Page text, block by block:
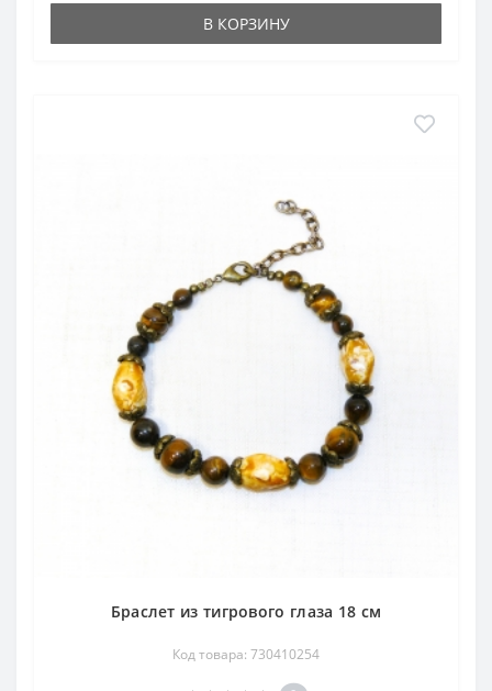
В КОРЗИНУ
Браслет из тигрового глаза 18 см
Код товара: 730410254